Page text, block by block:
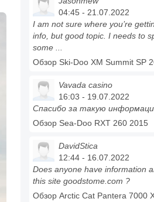
04:45 - 21.07.2022
I am not sure where you’re
info, but good topic. I needs to
some ...
Обзор Ski-Doo XM Summit SP
Vavada casino
16:03 - 19.07.2022
Спасибо за такую
Обзор Sea-Doo RXT 260 2015
DavidStica
12:44 - 16.07.2022
Does anyone have information
this site goodstome.com ?
Обзор Arctic Cat Pantera 7000